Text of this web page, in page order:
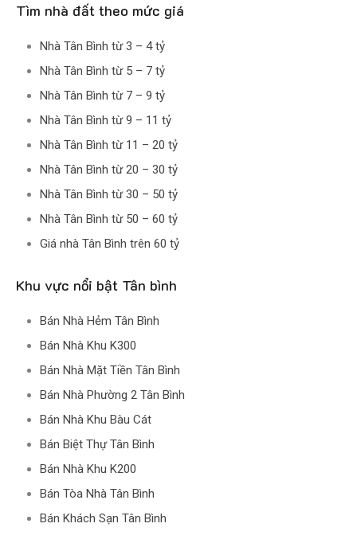
Tìm nhà đất theo mức giá
Nhà Tân Bình từ 3 – 4 tỷ
Nhà Tân Bình từ 5 – 7 tỷ
Nhà Tân Bình từ 7 – 9 tỷ
Nhà Tân Bình từ 9 – 11 tỷ
Nhà Tân Bình từ 11 – 20 tỷ
Nhà Tân Bình từ 20 – 30 tỷ
Nhà Tân Bình từ 30 – 50 tỷ
Nhà Tân Bình từ 50 – 60 tỷ
Giá nhà Tân Bình trên 60 tỷ
Khu vực nổi bật Tân bình
Bán Nhà Hẻm Tân Bình
Bán Nhà Khu K300
Bán Nhà Mặt Tiền Tân Bình
Bán Nhà Phường 2 Tân Bình
Bán Nhà Khu Bàu Cát
Bán Biệt Thự Tân Bình
Bán Nhà Khu K200
Bán Tòa Nhà Tân Bình
Bán Khách Sạn Tân Bình